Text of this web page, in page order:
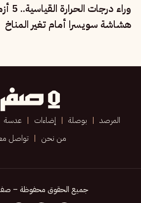
وراء
هشاشة سويسرا أمام تغير المناخ
المرصد بوصلة إضاءات عدسة
من نحن
تواصل
جميع الحقوق محفوظة – صفر ٢٠٢٦